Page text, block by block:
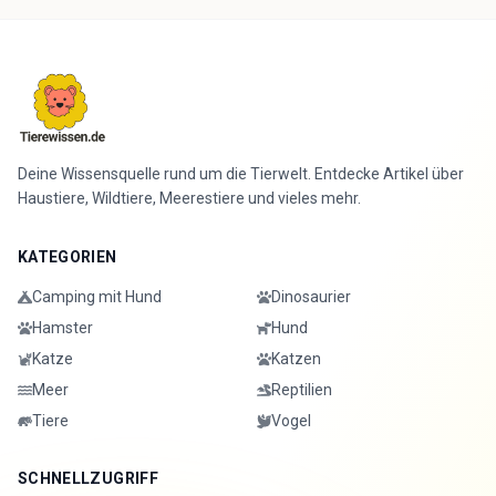
Deine Wissensquelle rund um die Tierwelt. Entdecke Artikel über
Haustiere, Wildtiere, Meerestiere und vieles mehr.
KATEGORIEN
Camping mit Hund
Dinosaurier
Hamster
Hund
Katze
Katzen
Meer
Reptilien
Tiere
Vogel
SCHNELLZUGRIFF